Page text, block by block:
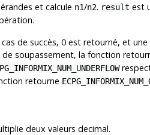
et calcule n1/n2. result est
cas de succès, 0 est retourné, et
de soupassement, la fonction
retourne
deux valeurs decimal.